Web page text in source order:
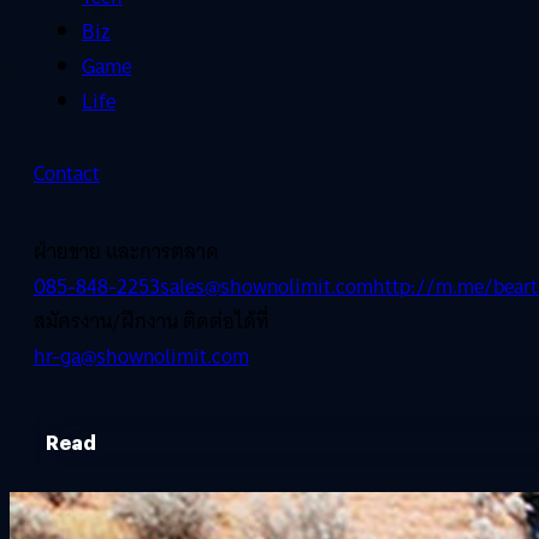
Biz
Game
Life
Contact
ฝ่ายขาย และการตลาด
085-848-2253sales@shownolimit.comhttp://m.me/
สมัครงาน/ฝึกงาน ติดต่อได้ที่
hr-ga@shownolimit.com
Read